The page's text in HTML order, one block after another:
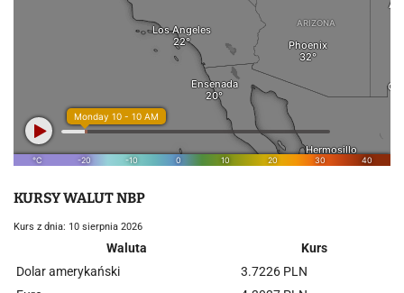
KURSY WALUT NBP
Kurs z dnia: 10 sierpnia 2026
Waluta
Kurs
Dolar amerykański
3.7226 PLN